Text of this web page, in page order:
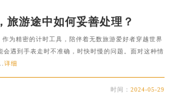
旅游途中如何妥善处理？
作为精密的计时工具，陪伴着无数旅游爱好者穿越世界
会遇到手表走时不准确，时快时慢的问题。面对这种情
详细
时间：2024-05-29